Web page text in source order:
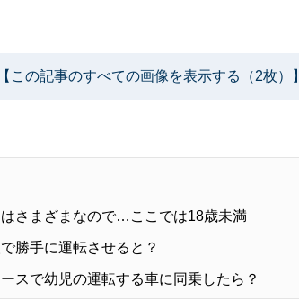
【この記事のすべての画像を表示する（2枚）】
さまざまなので…ここでは18歳未満
勝手に運転させると？
スで幼児の運転する車に同乗したら？